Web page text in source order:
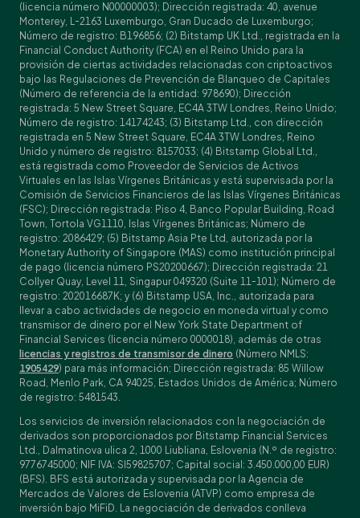
(licencia número N00000003); Dirección registrada: 40, avenue
Monterey, L-2163 Luxemburgo, Gran Ducado de Luxemburgo;
Número de registro: B196856; (2) Bitstamp UK Ltd., registrada en la
Financial Conduct Authority (FCA) en el Reino Unido para la
provisión de ciertas actividades relacionadas con criptoactivos
bajo las Regulaciones de Prevención de Blanqueo de Capitales
(Número de referencia de la entidad: 978690); Dirección
registrada: 5 New Street Square, EC4A 3TW Londres, Reino Unido;
Número de registro: 14174243; (3) Bitstamp Ltd., con dirección
registrada en 5 New Street Square, EC4A 3TW Londres, Reino
Unido y número de registro: 8157033; (4) Bitstamp Global Ltd.,
está registrada como Proveedor de Servicios de Activos
Virtuales en las Islas Vírgenes Británicas y está supervisada por la
Comisión de Servicios Financieros de las Islas Vírgenes Británicas
(FSC); Dirección registrada: Piso 4, Banco Popular Building, Road
Town, Tortola VG1110, Islas Vírgenes Británicas; Número de
registro: 2086429; (5) Bitstamp Asia Pte Ltd, autorizada por la
Monetary Authority of Singapore (MAS) como institución principal
de pago (licencia número PS20200667); Dirección registrada: 21
Collyer Quay, Level 11, Singapur 049320 (Suite 11-101); Número de
registro: 202016687K; y (6) Bitstamp USA, Inc., autorizada para
llevar a cabo actividades de negocio en moneda virtual y como
transmisor de dinero por el New York State Department of
Financial Services (licencia número 0000018), además de otras
licencias y registros de transmisor de dinero (Número NMLS:
1905429) para más información; Dirección registrada: 85 Willow
Road, Menlo Park, CA 94025, Estados Unidos de América; Número
de registro: 5481543.
Los servicios de inversión relacionados con la negociación de
derivados son proporcionados por Bitstamp Financial Services
Ltd., Dalmatinova ulica 2, 1000 Liubliana, Eslovenia (N.º de registro:
9776745000; NIF IVA: SI59825707; Capital social: 3.450.000,00 EUR)
(BFS). BFS está autorizada y supervisada por la Agencia de
Mercados de Valores de Eslovenia (ATVP) como empresa de
inversión bajo MiFiD. La negociación de derivados conlleva